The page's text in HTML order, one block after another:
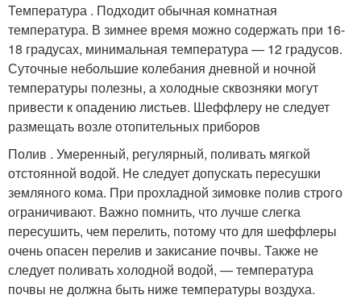
Температура . Подходит обычная комнатная
температура. В зимнее время можно содержать при 16-
18 градусах, минимальная температура — 12 градусов.
Суточные небольшие колебания дневной и ночной
температуры полезны, а холодные сквозняки могут
привести к опадению листьев. Шеффлеру не следует
размещать возле отопительных приборов
Полив . Умеренный, регулярный, поливать мягкой
отстоянной водой. Не следует допускать пересушки
земляного кома. При прохладной зимовке полив строго
ограничивают. Важно помнить, что лучше слегка
пересушить, чем перелить, потому что для шеффлеры
очень опасен перелив и закисание почвы. Также не
следует поливать холодной водой, — температура
почвы не должна быть ниже температуры воздуха.